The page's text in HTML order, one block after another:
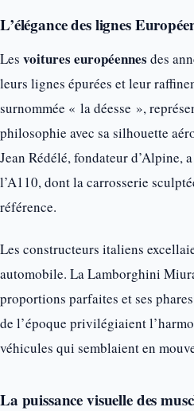
L’élégance des lignes
Les voitures européennes des
leurs lignes épurées et leur
surnommée « la déesse »,
philosophie avec sa silhouette
Jean Rédélé, fondateur d’Alpine,
l’A110, dont la carrosserie
référence.
Les constructeurs italiens
automobile. La Lamborghini
proportions parfaites et ses
de l’époque privilégiaient
véhicules qui semblaient en
La puissance visuelle des